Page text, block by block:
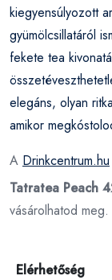
kiegyensúlyozott
gyümölcsillatáról
fekete tea
elegáns, olyan
amikor
A Drinkcentrum.hu
Tatratea Peach
vásárolhatod meg.
Elérhetőség